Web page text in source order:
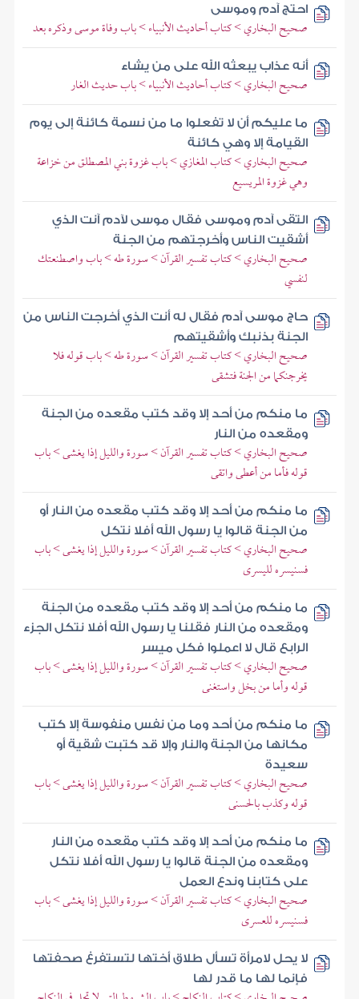
احتج آدم وموسى
صحيح البخاري > كتاب أحاديث الأنبياء > باب وفاة موسى وذكره بعد
أنه عذاب يبعثه الله على من يشاء
صحيح البخاري > كتاب أحاديث الأنبياء > باب حديث الغار
ما عليكم أن لا تفعلوا ما من نسمة كائنة إلى يوم
القيامة إلا وهي كائنة
صحيح البخاري > كتاب المغازي > باب غزوة بني المصطلق من خزاعة
وهي غزوة المريسيع
التقى آدم وموسى فقال موسى لآدم آنت الذي
أشقيت الناس وأخرجتهم من الجنة
صحيح البخاري > كتاب تفسير القرآن > سورة طه > باب واصطنعتك
لنفسي
حاج موسى آدم فقال له أنت الذي أخرجت الناس من
الجنة بذنبك وأشقيتهم
صحيح البخاري > كتاب تفسير القرآن > سورة طه > باب قوله فلا
يخرجنكما من الجنة فتشقى
ما منكم من أحد إلا وقد كتب مقعده من الجنة
ومقعده من النار
صحيح البخاري > كتاب تفسير القرآن > سورة والليل إذا يغشى > باب
قوله فأما من أعطى واتقى
ما منكم من أحد إلا وقد كتب مقعده من النار أو
من الجنة قالوا يا رسول الله أفلا نتكل
صحيح البخاري > كتاب تفسير القرآن > سورة والليل إذا يغشى > باب
فسنيسره لليسرى
ما منكم من أحد إلا وقد كتب مقعده من الجنة
ومقعده من النار فقلنا يا رسول الله أفلا نتكل الجزء
الرابع قال لا اعملوا فكل ميسر
صحيح البخاري > كتاب تفسير القرآن > سورة والليل إذا يغشى > باب
قوله وأما من بخل واستغنى
ما منكم من أحد وما من نفس منفوسة إلا كتب
مكانها من الجنة والنار وإلا قد كتبت شقية أو
سعيدة
صحيح البخاري > كتاب تفسير القرآن > سورة والليل إذا يغشى > باب
قوله وكذب بالحسنى
ما منكم من أحد إلا وقد كتب مقعده من النار
ومقعده من الجنة قالوا يا رسول الله أفلا نتكل
على كتابنا وندع العمل
صحيح البخاري > كتاب تفسير القرآن > سورة والليل إذا يغشى > باب
فسنيسره للعسرى
لا يحل لامرأة تسأل طلاق أختها لتستفرغ صحفتها
فإنما لها ما قدر لها